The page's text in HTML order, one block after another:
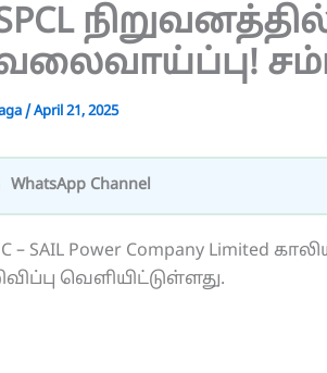
/April 21, 2025
WhatsApp Channel
– SAIL Power Company
வெளியிட்டுள்ளது.